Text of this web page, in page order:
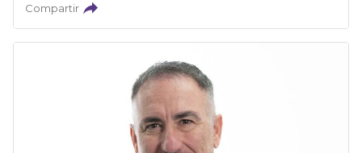
Compartir